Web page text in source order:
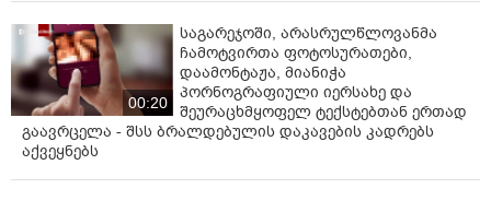
00:20
საგარეჯოში, არასრულწლოვანმა
ჩამოტვირთა ფოტოსურათები,
დაამონტაჟა, მიანიჭა
პორნოგრაფიული იერსახე და
შეურაცხმყოფელ ტექსტებთან ერთად
გაავრცელა - შსს ბრალდებულის დაკავების კადრებს
აქვეყნებს